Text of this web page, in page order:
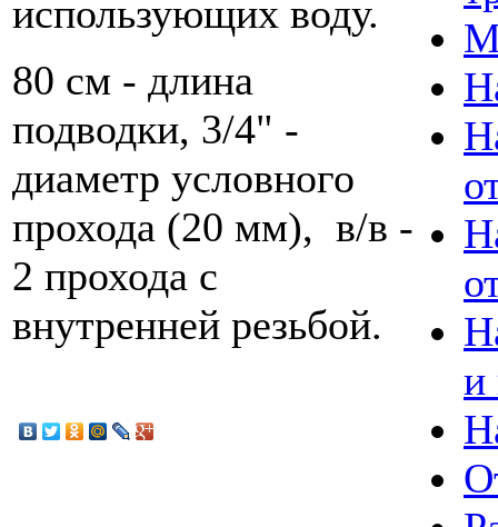
использующих воду.
80 см - длина
подводки, 3/4" -
диаметр условного
прохода (20 мм), в/в -
2 прохода с
внутренней резьбой.
и